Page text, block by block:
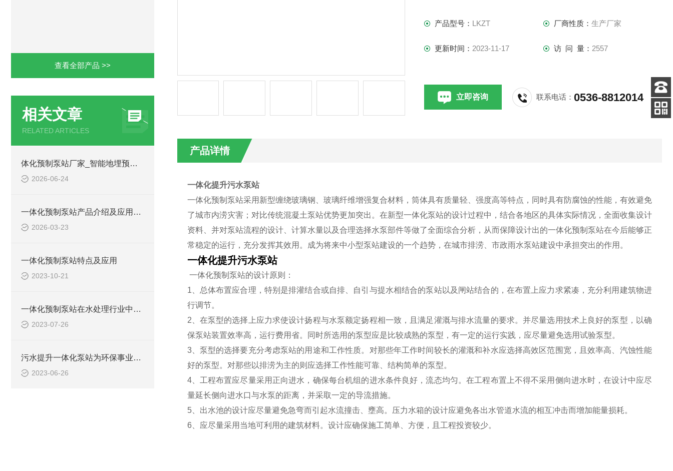
查看全部产品 >>
相关文章
RELATED ARTICLES
体化预制泵站厂家_智能地埋预制泵站-凌科环保
2026-06-24
一体化预制泵站产品介绍及应用范围
2026-03-23
一体化预制泵站特点及应用
2023-10-21
一体化预制泵站在水处理行业中的应用
2023-07-26
污水提升一体化泵站为环保事业做出了哪些贡献？
2023-06-26
产品型号： LKZT 厂商性质： 生产厂家
更新时间： 2023-11-17 访 问 量： 2557
立即咨询 联系电话：0536-8812014
产品详情
一体化提升污水泵站
一体化预制泵站采用新型缠绕玻璃钢、玻璃纤维增强复合材料，筒体具有质量轻、强度高等特点，同时具有防腐蚀的性能，有效避免
了城市内涝灾害；对比传统混凝土泵站优势更加突出。在新型一体化泵站的设计过程中，结合各地区的具体实际情况，全面收集设计
资料、并对泵站流程的设计、计算水量以及合理选择水泵部件等做了全面综合分析，从而保障设计出的一体化预制泵站在今后能够正
常稳定的运行，充分发挥其效用。成为将来中小型泵站建设的一个趋势，在城市排涝、市政雨水泵站建设中承担突出的作用。
一体化提升污水泵站
一体化预制泵站的设计原则：
1、总体布置应合理，特别是排灌结合或自排、自引与提水相结合的泵站以及闸站结合的，在布置上应力求紧凑，充分利用建筑物进
行调节。
2、在泵型的选择上应力求使设计扬程与水泵额定扬程相一致，且满足灌溉与排水流量的要求。并尽量选用技术上良好的泵型，以确
保泵站装置效率高，运行费用省。同时所选用的泵型应是比较成熟的泵型，有一定的运行实践，应尽量避免选用试验泵型。
3、泵型的选择要充分考虑泵站的用途和工作性质。对那些年工作时间较长的灌溉和补水应选择高效区范围宽，且效率高、汽蚀性能
好的泵型。对那些以排涝为主的则应选择工作性能可靠、结构简单的泵型。
4、工程布置应尽量采用正向进水，确保每台机组的进水条件良好，流态均匀。在工程布置上不得不采用侧向进水时，在设计中应尽
量延长侧向进水口与水泵的距离，并采取一定的导流措施。
5、出水池的设计应尽量避免急弯而引起水流撞击、壅高。压力水箱的设计应避免各出水管道水流的相互冲击而增加能量损耗。
6、应尽量采用当地可利用的建筑材料。设计应确保施工简单、方便，且工程投资较少。
客服
电话